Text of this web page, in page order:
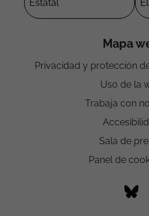
Mapa
Privacidad y protección
Uso de la
Trabaja con
Sala de
Panel de